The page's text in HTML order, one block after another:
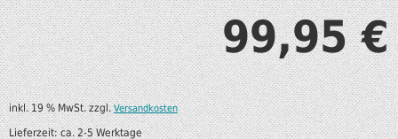
99,95€
inkl. 19 % MwSt. zzgl.Versandkosten
Lieferzeit:ca. 2-5 Werktage